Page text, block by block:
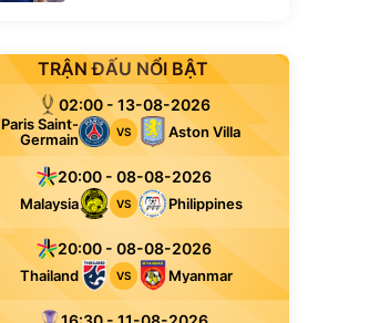
TRẬN ĐẤU NỔI BẬT
02:00 - 13-08-2026
Paris Saint-
Germain
VS Aston Villa
20:00 - 08-08-2026
Malaysia VS Philippines
20:00 - 08-08-2026
Thailand VS Myanmar